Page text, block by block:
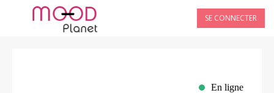
SE CONNECTER
En ligne